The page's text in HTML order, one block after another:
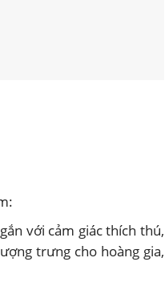
với cảm giác thích thú,
trưng cho hoàng gia,